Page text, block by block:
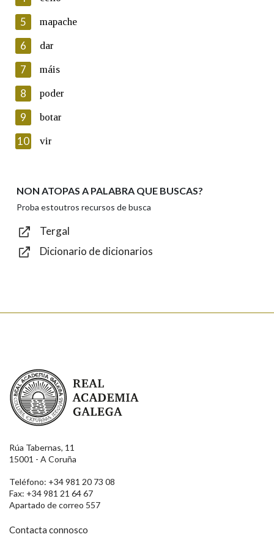
Lin e acepto as condicións da política de
Introduce o código que aparece na imaxe:
Texto de verificación
Enviar
5 mapache
6 dar
7 máis
8 poder
9 botar
10 vir
NON ATOPAS A PALABRA QUE BUSCAS?
Proba estoutros recursos de busca
Tergal
Dicionario de dicionarios
Real Academia Galega
Rúa Tabernas, 11
15001 - A Coruña
Teléfono: +34 981 20 73 08
Fax: +34 981 21 64 67
Apartado de correo 557
Contacta connosco